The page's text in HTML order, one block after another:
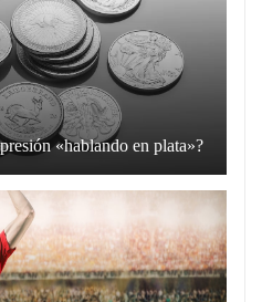
«hablando en plata»?